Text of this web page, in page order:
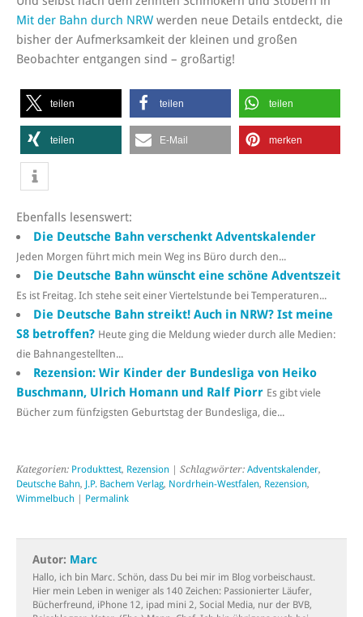
Mit der Bahn durch NRW werden neue Details entdeckt, die
bisher der Aufmerksamkeit der kleinen und großen
Beobachter entgangen sind – großartig!
teilen teilen teilen
teilen E-Mail merken
Ebenfalls lesenswert:
Die Deutsche Bahn verschenkt Adventskalender
Jeden Morgen führt mich mein Weg ins Büro durch den...
Die Deutsche Bahn wünscht eine schöne Adventszeit
Es ist Freitag. Ich stehe seit einer Viertelstunde bei Temperaturen...
Die Deutsche Bahn streikt! Auch in NRW? Ist meine
S8 betroffen? Heute ging die Meldung wieder durch alle Medien:
die Bahnangestellten...
Rezension: Wir Kinder der Bundesliga von Heiko
Buschmann, Ulrich Homann und Ralf Piorr Es gibt viele
Bücher zum fünfzigsten Geburtstag der Bundesliga, die...
Kategorien: Produkttest, Rezension | Schlagwörter: Adventskalender,
Deutsche Bahn, J.P. Bachem Verlag, Nordrhein-Westfalen, Rezension,
Wimmelbuch | Permalink
Autor: Marc
Hallo, ich bin Marc. Schön, dass Du bei mir im Blog vorbeischaust.
Hier mein Leben in weniger als 140 Zeichen: Passionierter Läufer,
Bücherfreund, iPhone 12, ipad mini 2, Social Media, nur der BVB,